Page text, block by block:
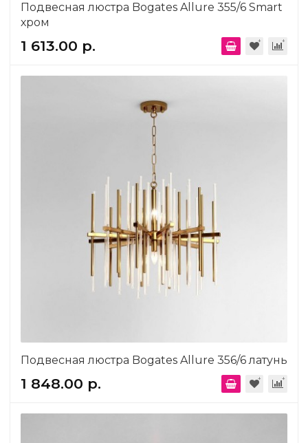
Подвесная люстра Bogates Allure 355/6 Smart
хром
1 613.00 р.
Подвесная люстра Bogates Allure 356/6 латунь
1 848.00 р.